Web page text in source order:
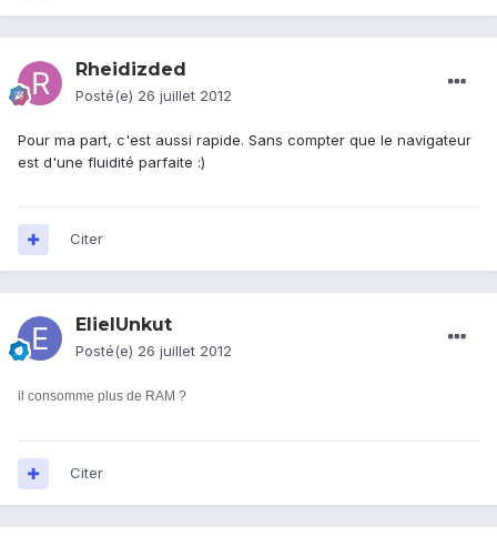
Rheidizded
Posté(e) 26 juillet 2012
Pour ma part, c'est aussi rapide. Sans compter que le navigateur
est d'une fluidité parfaite :)
Citer
ElielUnkut
Posté(e) 26 juillet 2012
il consomme plus de RAM ?
Citer